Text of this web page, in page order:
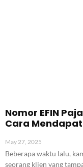
Nomor EFIN
Cara
May 27, 2025
Beberapa waktu lalu,
seorang klien yang